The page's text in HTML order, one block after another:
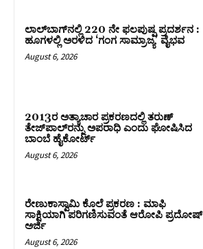
ಲಾಲ್‍ಬಾಗ್‍ನಲ್ಲಿ 220 ನೇ ಫಲಪುಷ್ಪ ಪ್ರದರ್ಶನ :
ಹೂಗಳಲ್ಲಿ ಅರಳಿದ ‘ಗಂಗ ಸಾಮ್ರಾಜ್ಯ’ ವೈಭವ
August 6, 2026
2013ರ ಅತ್ಯಾಚಾರ ಪ್ರಕರಣದಲ್ಲಿ ತರುಣ್
ತೇಜ್‌ಪಾಲ್‌ರನ್ನು ಅಪರಾಧಿ ಎಂದು ಘೋಷಿಸಿದ
ಬಾಂಬೆ ಹೈಕೋರ್ಟ್
August 6, 2026
ರೇಣುಕಾಸ್ವಾಮಿ ಕೊಲೆ ಪ್ರಕರಣ : ಮಾಫಿ
ಸಾಕ್ಷಿಯಾಗಿ ಪರಿಗಣಿಸುವಂತೆ ಆರೋಪಿ ಪ್ರದೋಷ್‌
ಅರ್ಜಿ
August 6, 2026